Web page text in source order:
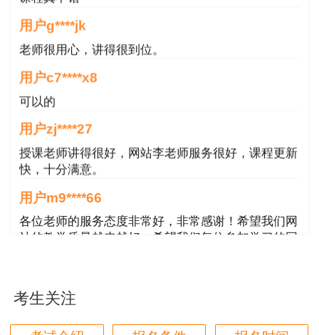
（1）按法定顺序分配的原则；
（2）非有盈余不得分配原则；
（3）同股同权、同股同利原则；
（4）公司持有的本公司股份不得分配利润。
2. 税后利润的分配顺序
（1）弥补公司以前年度亏损。
（2）提取法定公积金。
用户g****jk
老师很用心，讲得很到位。
用户c7****x8
可以的
用户zj****27
授课老师讲得很好，网站李老师服务很好，课程更新
快，十分满意。
用户m9****66
各位老师的服务态度非常好，非常感谢！希望我们网
站的教学质量越来越好，希望我们每位参加学习的同
用户m9****66
对本次课程购买的老师的服务态度非常满意。希望我
考生关注